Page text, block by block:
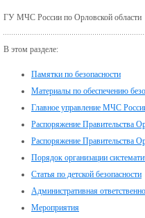
ГУ МЧС России по Орловской области
В этом разделе:
Памятки по безопасности
Материалы по обеспечению
Главное управление МЧС
Распоряжение Правительства
Распоряжение Правительства
Порядок организации
Статья по детской безопасности
Административная
Мероприятия